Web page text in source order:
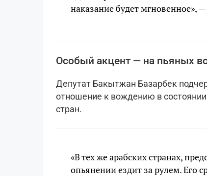
наказание будет мгновенное», —
Особый акцент — на пьяных
Депутат Бакытжан Базарбек
отношение к вождению в
стран.
«В тех же арабских странах,
опьянении ездит за рулем. Его